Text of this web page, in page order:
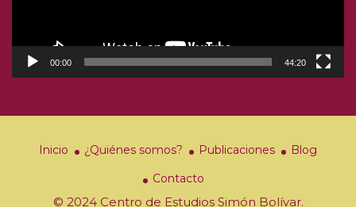
00:00 44:20
© 2024 Centro de Estudios Simón Bolívar.
Inicio ¿Quiénes somos? Publicaciones
Blog
Contacto